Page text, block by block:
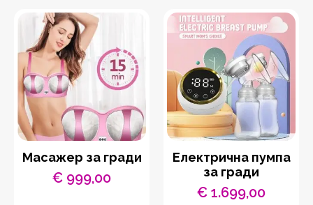
Масажер за гради
€ 999,00
Електрична пумпа
за гради
€ 1.699,00